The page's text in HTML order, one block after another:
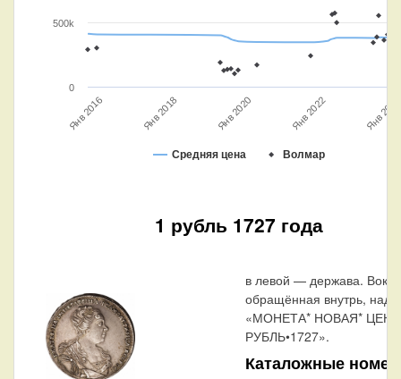
Средняя цена Волмар
Янв 2016 Янв 2018 Янв 2020 Янв 2022 Янв 2024
0
500k
1 рубль 1727 года
в левой — держава.
обращённая внутрь,
«МОНЕТА* НОВАЯ*
РУБЛЬ•1727».
Каталожные